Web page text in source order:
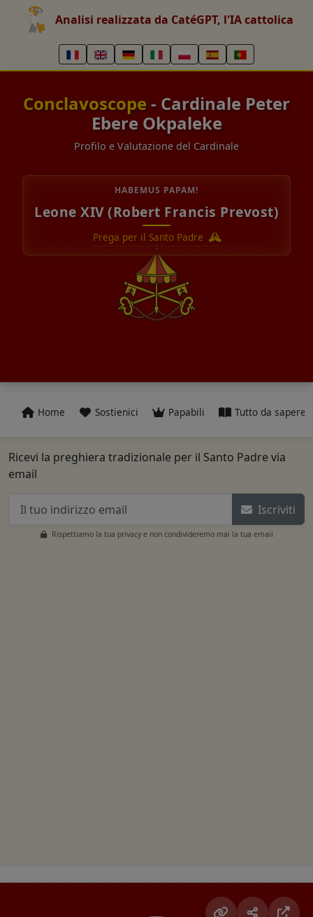
Analisi realizzata da CatéGPT, l'IA cattolica
Conclavoscope - Cardinale Peter
Ebere Okpaleke
Profilo e Valutazione del Cardinale
HABEMUS PAPAM!
Leone XIV (Robert Francis Prevost)
Prega per il Santo Padre
Home Sostienici Papabili Tutto da sapere
Ricevi la preghiera tradizionale per il Santo Padre via
email
Iscriviti
Rispettiamo la tua privacy e non condivideremo mai la tua email